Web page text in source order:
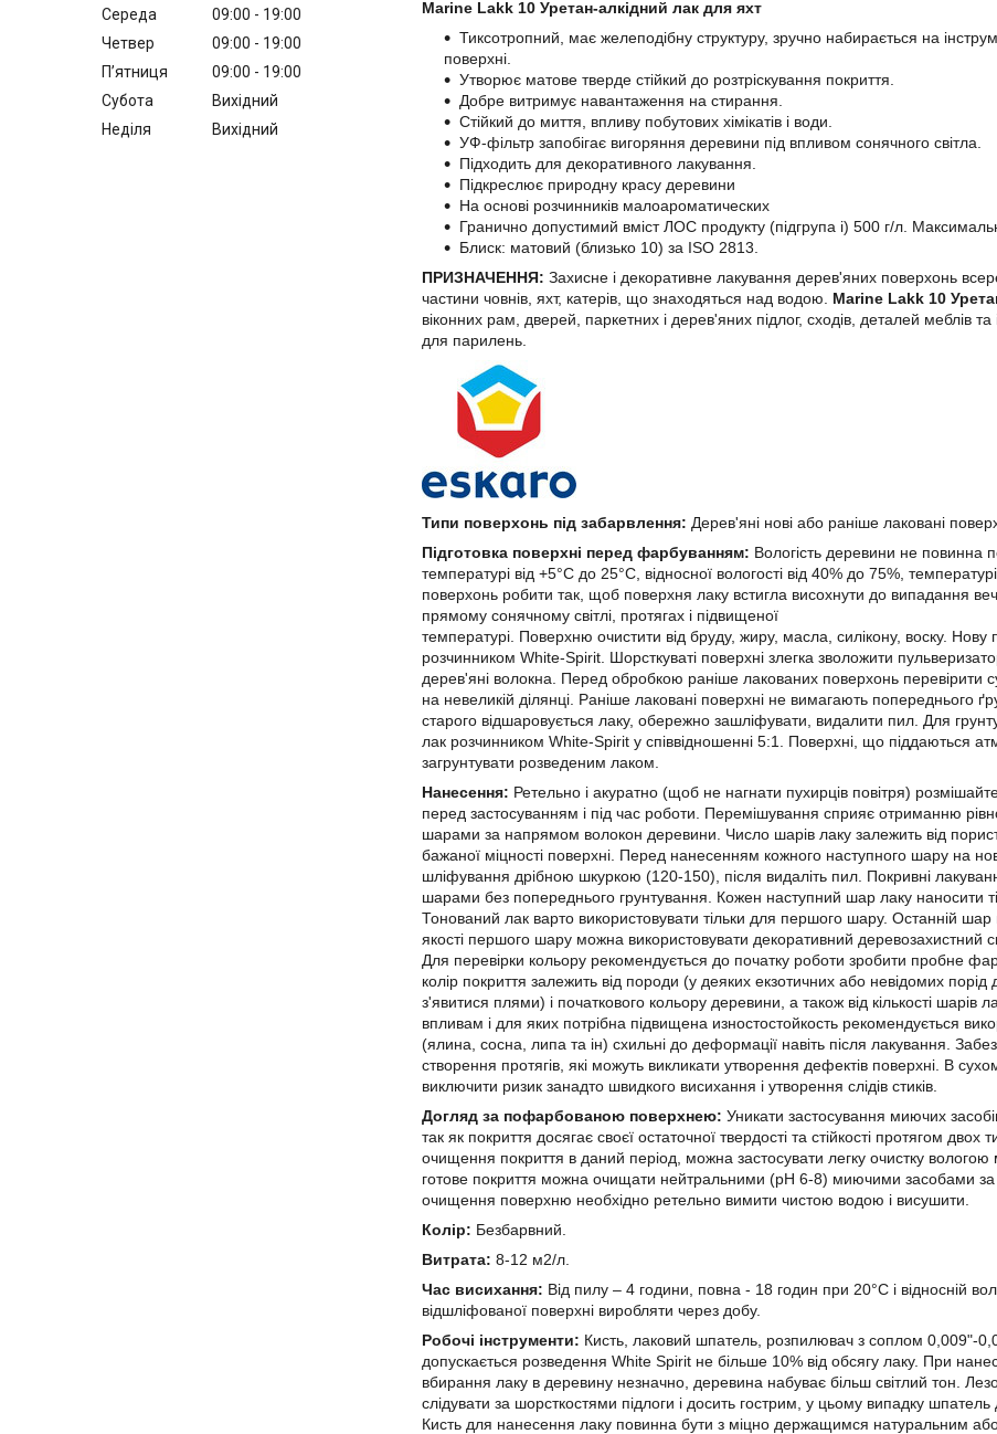
Marine Lakk 10 Уретан-алкідний лак для яхт
Тиксотропний, має желеподібну структуру, зручно набирається на
поверхні.
Утворює матове тверде стійкий до розтріскування покриття.
Добре витримує навантаження на стирання.
Стійкий до миття, впливу побутових хімікатів і води.
УФ-фільтр запобігає вигоряння деревини під впливом сонячного світла.
Підходить для декоративного лакування.
Підкреслює природну красу деревини
На основі розчинників малоароматических
Гранично допустимий вміст ЛОС продукту (підгрупа i) 500 г/л.
Блиск: матовий (близько 10) за ISO 2813.
ПРИЗНАЧЕННЯ: Захисне і декоративне лакування дерев'яних поверхонь
частини човнів, яхт, катерів, що знаходяться над водою. Marine Lakk 10
віконних рам, дверей, паркетних і дерев'яних підлог, сходів, деталей меблів
для парилень.
Типи поверхонь під забарвлення: Дерев'яні нові або раніше лаковані
Підготовка поверхні перед фарбуванням: Вологість деревини не повинна
температурі від +5°C до 25°C, відносної вологості від 40% до 75%,
поверхонь робити так, щоб поверхня лаку встигла висохнути до випадання
прямому сонячному світлі, протягах і підвищеної
температурі. Поверхню очистити від бруду, жиру, масла, силікону, воску.
розчинником White-Spirit. Шорсткуваті поверхні злегка зволожити
дерев'яні волокна. Перед обробкою раніше лакованих поверхонь перевірити
на невеликій ділянці. Раніше лаковані поверхні не вимагають попереднього
старого відшаровується лаку, обережно зашліфувати, видалити пил. Для
лак розчинником White-Spirit у співвідношенні 5:1. Поверхні, що піддаються
загрунтувати розведеним лаком.
Нанесення: Ретельно і акуратно (щоб не нагнати пухирців повітря)
перед застосуванням і під час роботи. Перемішування сприяє отриманню
шарами за напрямом волокон деревини. Число шарів лаку залежить від
бажаної міцності поверхні. Перед нанесенням кожного наступного шару на
шліфування дрібною шкуркою (120-150), після видаліть пил. Покривні
шарами без попереднього грунтування. Кожен наступний шар лаку наносити
Тонований лак варто використовувати тільки для першого шару. Останній
якості першого шару можна використовувати декоративний деревозахистний
Для перевірки кольору рекомендується до початку роботи зробити пробне
колір покриття залежить від породи (у деяких екзотичних або невідомих
з'явитися плями) і початкового кольору деревини, а також від кількості
впливам і для яких потрібна підвищена изностостойкость рекомендується
(ялина, сосна, липа та ін) схильні до деформації навіть після лакування.
створення протягів, які можуть викликати утворення дефектів поверхні. В
виключити ризик занадто швидкого висихання і утворення слідів стиків.
Догляд за пофарбованою поверхнею: Уникати застосування миючих
так як покриття досягає своєї остаточної твердості та стійкості протягом
очищення покриття в даний період, можна застосувати легку очистку
готове покриття можна очищати нейтральними (рН 6-8) миючими засобами за
очищення поверхню необхідно ретельно вимити чистою водою і висушити.
Колір: Безбарвний.
Витрата: 8-12 м2/л.
Час висихання: Від пилу – 4 години, повна - 18 годин при 20°C і відносній
відшліфованої поверхні виробляти через добу.
Робочі інструменти: Кисть, лаковий шпатель, розпилювач з соплом 0,009"-
допускається розведення White Spirit не більше 10% від обсягу лаку. При
вбирання лаку в деревину незначно, деревина набуває більш світлий тон.
слідувати за шорсткостями підлоги і досить гострим, у цьому випадку шпатель
Кисть для нанесення лаку повинна бути з міцно держащимся натуральним
Середа
09:00
19:00
Четвер
09:00
19:00
Пʼятниця
09:00
19:00
Субота
Вихідний
Неділя
Вихідний